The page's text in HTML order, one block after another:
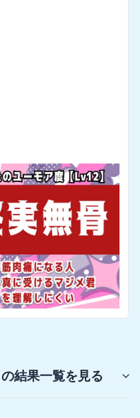
の結果一覧を見る